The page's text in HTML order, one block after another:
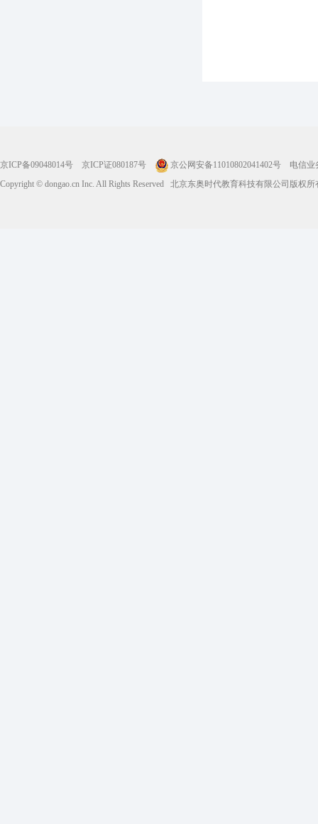
京ICP备09048014号 京ICP证080187号 京公网安备11010802041402号
电信业
Copyright © dongao.cn Inc. All Rights Reserved 北京东奥时代教育科技有限公司版权所